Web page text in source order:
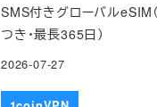
SMS付きグローバルeSIM
つき・最長365日）
2026-07-27